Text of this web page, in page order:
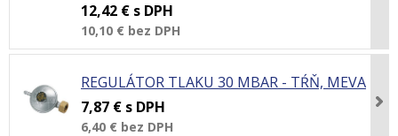
12,42 € s DPH
10,10 € bez DPH
REGULÁTOR TLAKU 30 MBAR - TŔŇ, MEVA
7,87 € s DPH
6,40 € bez DPH